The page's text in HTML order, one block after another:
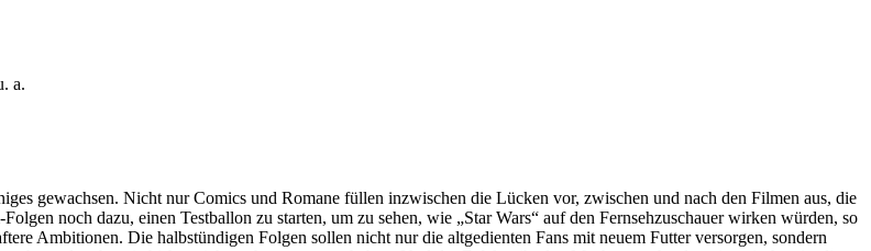
a.
gewachsen. Nicht nur Comics und Romane füllen inzwischen die Lücken vor, zwischen und nach den Filmen aus, die
noch dazu, einen Testballon zu starten, um zu sehen, wie „Star Wars“ auf den Fernsehzuschauer wirken würden, so
Ambitionen. Die halbstündigen Folgen sollen nicht nur die altgedienten Fans mit neuem Futter versorgen, sondern